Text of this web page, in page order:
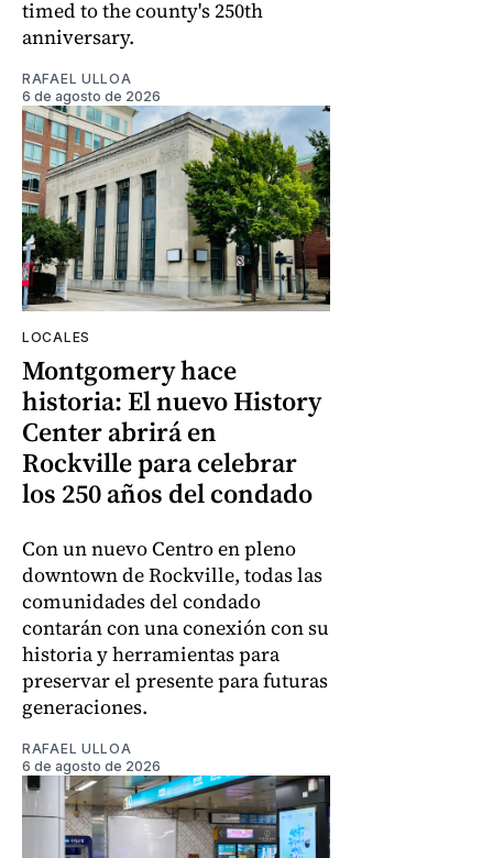
timed to the county's 250th
anniversary.
RAFAEL ULLOA
6 de agosto de 2026
LOCALES
Montgomery hace
historia: El nuevo History
Center abrirá en
Rockville para celebrar
los 250 años del condado
Con un nuevo Centro en pleno
downtown de Rockville, todas las
comunidades del condado
contarán con una conexión con su
historia y herramientas para
preservar el presente para futuras
generaciones.
RAFAEL ULLOA
6 de agosto de 2026